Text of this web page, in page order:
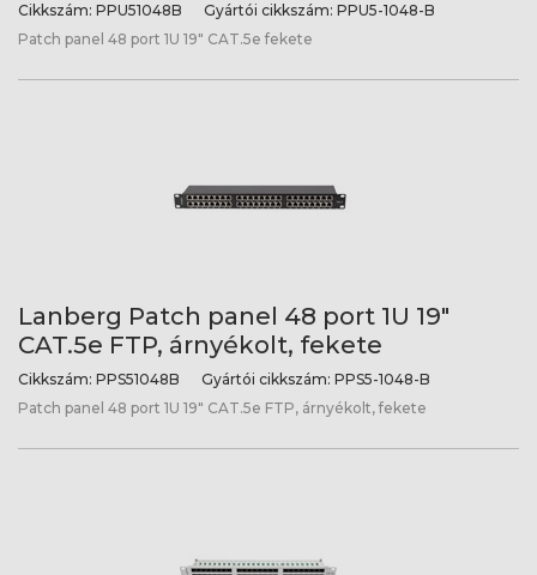
Cikkszám: PPU51048B Gyártói cikkszám: PPU5-1048-B
Patch panel 48 port 1U 19" CAT.5e fekete
Lanberg Patch panel 48 port 1U 19"
CAT.5e FTP, árnyékolt, fekete
Cikkszám: PPS51048B Gyártói cikkszám: PPS5-1048-B
Patch panel 48 port 1U 19" CAT.5e FTP, árnyékolt, fekete